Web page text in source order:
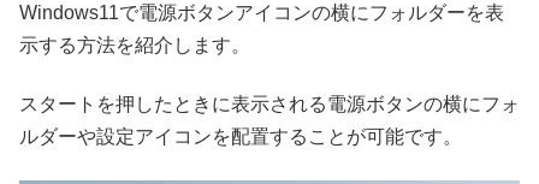
Windows11で電源ボタンアイコンの横にフォルダーを表
示する方法を紹介します。
スタートを押したときに表示される電源ボタンの横にフォ
ルダーや設定アイコンを配置することが可能です。